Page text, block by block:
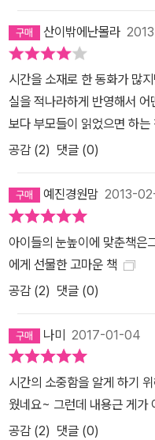
소한 삶의 경험은 저평가되
아’나 ‘관계’가 들어올 자리
여 유년기의 자아 정체성을
지혜, 타인과의 관계망 속에
무엇보다도 소중하다. 어린이
성이라는 과제를 수행하지 못
간다’면서, ‘내가 누구인지
아이의 시간과 기억은 돌이킬
는 노력은 파국으로 빠져들어
다. 그렇다면 이 문제를 해결
는 것’이라고 작가는 작품 속
불안감을 느끼면서도 귀를 닫
작가의 조용한 메시지는 윤
면서 책장을 덮을 즈음엔 나
『시간 가게』를 읽은 독자들
가?’라는 질문을 할 수 있으
른에 의해서 통제되는 기계가
산이밖에난몰라
시간을 소재로 한 동화가 많
실을 적나라하게 반영해서
보다 부모들이 읽었으면 하는
공감 (2) 댓글 (0)
예진경원맘 2013-
아이들의 눈높이에 맞춘책은
에게 선물한 고마운 책
공감 (2) 댓글 (0)
나미 2017-01-04
시간의 소중함을 알게 하기
웠네요~ 그런데 내용근 게가
공감 (2) 댓글 (0)